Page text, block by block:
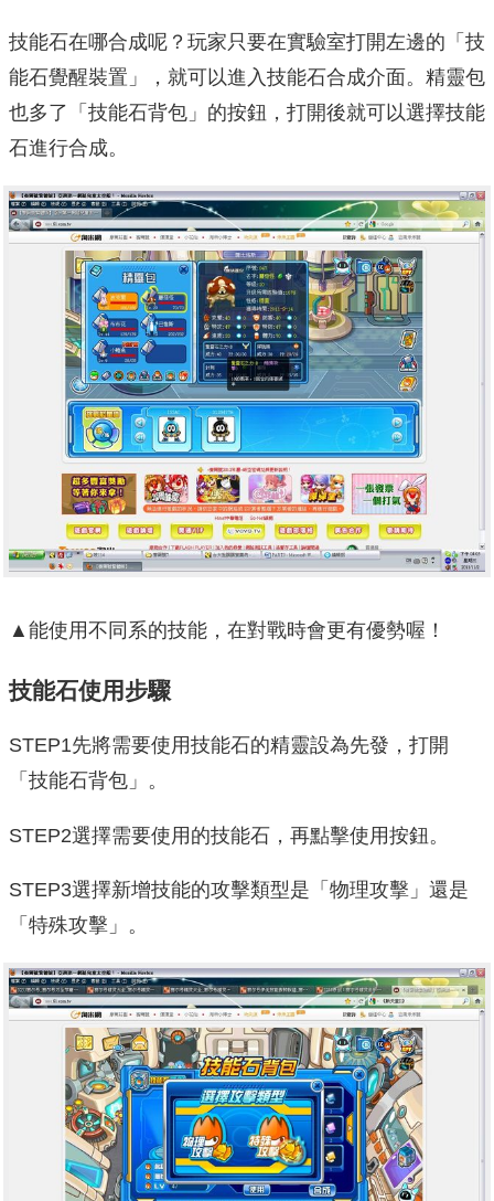
技能石在哪合成呢？玩家只要在實驗室打開左邊的「技
能石覺醒裝置」，就可以進入技能石合成介面。精靈包
也多了「技能石背包」的按鈕，打開後就可以選擇技能
石進行合成。
▲能使用不同系的技能，在對戰時會更有優勢喔！
技能石使用步驟
STEP1先將需要使用技能石的精靈設為先發，打開
「技能石背包」。
STEP2選擇需要使用的技能石，再點擊使用按鈕。
STEP3選擇新增技能的攻擊類型是「物理攻擊」還是
「特殊攻擊」。